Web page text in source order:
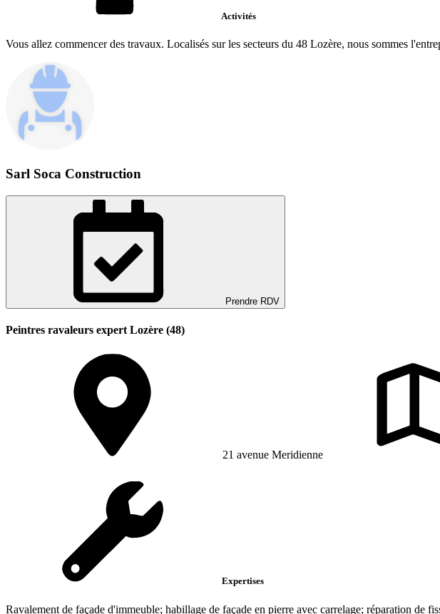
Activités
Vous allez commencer des travaux. Localisés sur les secteurs du 48 Lozère, nous sommes
Sarl Soca Construction
Prendre RDV
Peintres ravaleurs expert Lozère (48)
21 avenue Meridienne
Expertises
Ravalement de façade d'immeuble; habillage de façade en pierre avec carrelage; réparation de